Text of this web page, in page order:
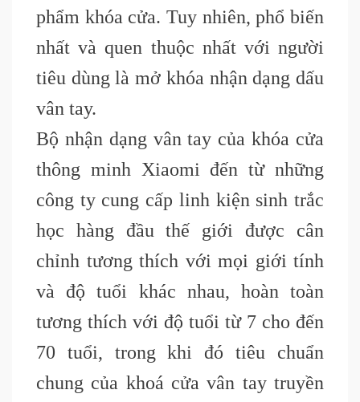
phẩm khóa cửa. Tuy nhiên, phổ biến
nhất và quen thuộc nhất với người
tiêu dùng là mở khóa nhận dạng dấu
vân tay.
Bộ nhận dạng vân tay của khóa cửa
thông minh Xiaomi đến từ những
công ty cung cấp linh kiện sinh trắc
học hàng đầu thế giới được cân
chỉnh tương thích với mọi giới tính
và độ tuổi khác nhau, hoàn toàn
tương thích với độ tuổi từ 7 cho đến
70 tuổi, trong khi đó tiêu chuẩn
chung của khoá cửa vân tay truyền